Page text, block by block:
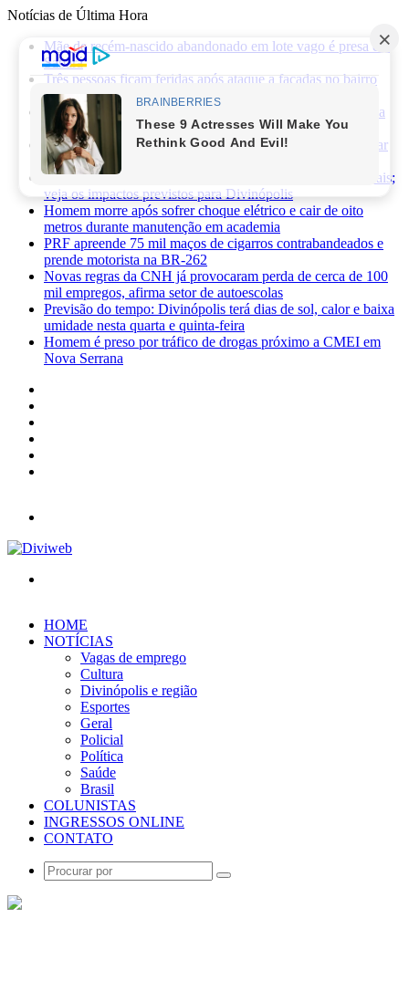
Notícias de Última Hora
Mãe de recém-nascido abandonado em lote vago é presa em
Sabará
Três pessoas ficam feridas após ataque a facadas no bairro
Planalto, em Divinópolis
Previsão do tempo: fim de semana será de sol, calor e baixa
umidade em Divinópolis
Homem quebra vidro da recepção de hospital após reclamar
de atendimento em Itaúna
Ciclone-bomba provoca alerta de vendaval em Minas Gerais;
veja os impactos previstos para Divinópolis
Homem morre após sofrer choque elétrico e cair de oito
metros durante manutenção em academia
PRF apreende 75 mil maços de cigarros contrabandeados e
prende motorista na BR-262
Novas regras da CNH já provocaram perda de cerca de 100
mil empregos, afirma setor de autoescolas
Previsão do tempo: Divinópolis terá dias de sol, calor e baixa
umidade nesta quarta e quinta-feira
Homem é preso por tráfico de drogas próximo a CMEI em
Nova Serrana
HOME
NOTÍCIAS
Vagas de emprego
Cultura
Divinópolis e região
Esportes
Geral
Policial
Política
Saúde
Brasil
COLUNISTAS
INGRESSOS ONLINE
CONTATO
Procurar